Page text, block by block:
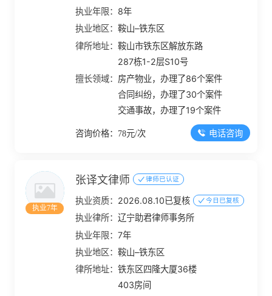
执业年限： 8年
执业地区：鞍山–铁东区
律所地址：鞍山市铁东区解放东路
287栋1-2层S10号
擅长领域： 房产物业，办理了86个案件
合同纠纷，办理了30个案件
交通事故，办理了19个案件
咨询价格：78元/次 电话咨询
执业7年
张译文律师 律师已认证
执业资质： 2026.08.10已复核 今日已复核
执业律所：辽宁助君律师事务所
执业年限：7年
执业地区：鞍山–铁东区
律所地址：铁东区四隆大厦36楼
403房间